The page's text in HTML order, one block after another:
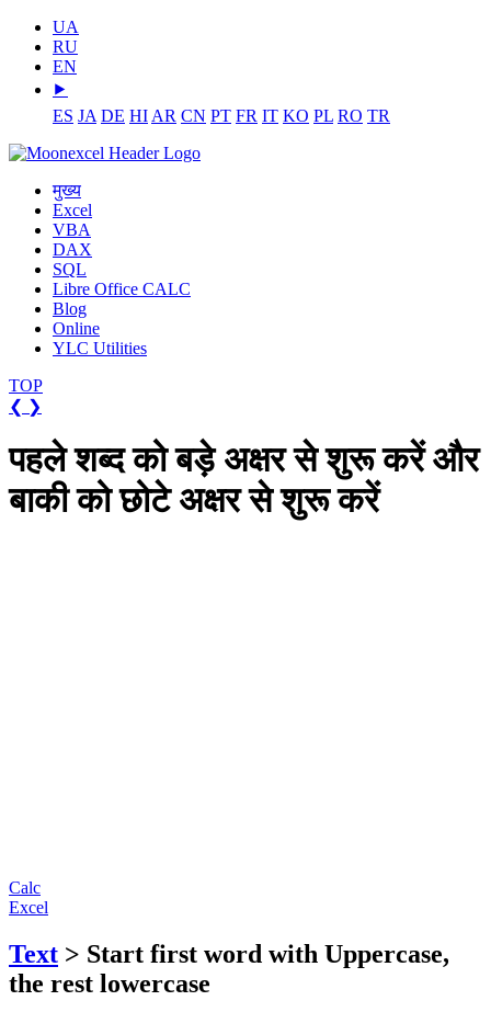
UA
RU
EN
⯈
ES JA DE HI AR CN PT FR IT KO PL RO TR
मुख्य
Excel
VBA
DAX
SQL
Libre Office CALC
Blog
Online
YLC Utilities
TOP
❮ ❯
पहले शब्द को बड़े अक्षर से शुरू करें और
बाकी को छोटे अक्षर से शुरू करें
Calc
Excel
Text > Start first word with Uppercase,
the rest lowercase